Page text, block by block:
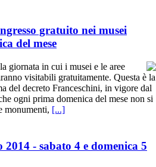
gratuito nei musei
del mese
giornata in cui i musei e le aree
visitabili gratuitamente. Questa è la
del decreto Franceschini, in vigore dal
ogni prima domenica del mese non si
monumenti, [...]
- sabato 4 e domenica 5